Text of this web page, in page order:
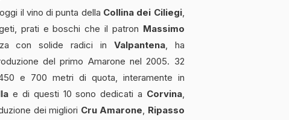
il vino di punta della Collina dei Ciliegi,
prati e boschi che il patron Massimo
con solide radici in Valpantena, ha
del primo Amarone nel 2005. 32
e 700 metri di quota, interamente in
e di questi 10 sono dedicati a Corvina,
dei migliori Cru Amarone, Ripasso